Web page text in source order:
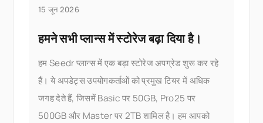
15 जून 2026
हमने सभी प्लान्स में स्टोरेज बढ़ा दिया है।
हम Seedr प्लान्स में एक बड़ा स्टोरेज अपग्रेड शुरू कर रहे
हैं। ये अपडेट्स उपयोगकर्ताओं को प्रमुख टियर में अधिक
जगह देते हैं, जिसमें Basic पर 50GB, Pro25 पर
500GB और Master पर 2TB शामिल है। हम आपको